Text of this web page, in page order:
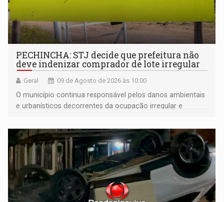
PECHINCHA: STJ decide que prefeitura não
deve indenizar comprador de lote irregular
Geral 09 de Agosto de 2026 às 10:00
O município continua responsável pelos danos ambientais
e urbanísticos decorrentes da ocupação irregular e